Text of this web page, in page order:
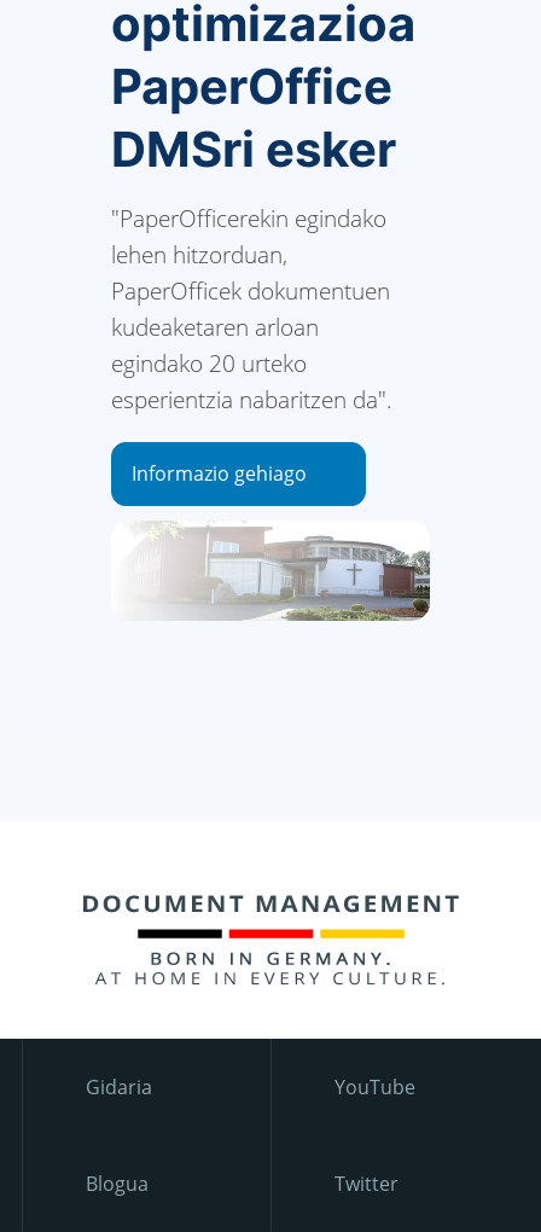
optimizazioa
PaperOffice
DMSri esker
"PaperOfficerekin egindako
lehen hitzorduan,
PaperOfficek dokumentuen
kudeaketaren arloan
egindako 20 urteko
esperientzia nabaritzen da".
Informazio gehiago
Gidaria YouTube
Blogua Twitter